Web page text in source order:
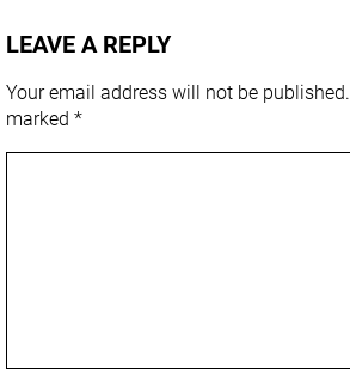
LEAVE A REPLY
Your email address will not be published.
marked *